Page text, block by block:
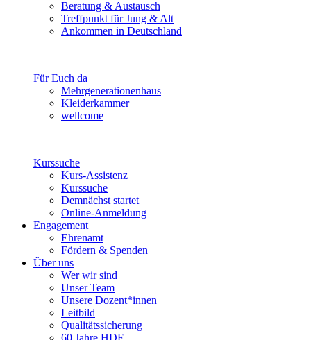
Beratung & Austausch
Treffpunkt für Jung & Alt
Ankommen in Deutschland
Für Euch da
Mehrgenerationenhaus
Kleiderkammer
wellcome
Kurssuche
Kurs-Assistenz
Kurssuche
Demnächst startet
Online-Anmeldung
Engagement
Ehrenamt
Fördern & Spenden
Über uns
Wer wir sind
Unser Team
Unsere Dozent*innen
Leitbild
Qualitätssicherung
60 Jahre HDF